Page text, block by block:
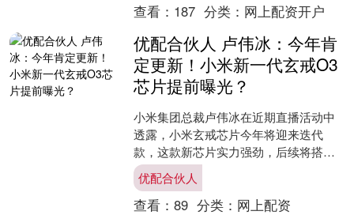
查看： 187 分类： 网上配资开户
优配合伙人 卢伟冰：今年肯
定更新！小米新一代玄戒O3
芯片提前曝光？
小米集团总裁卢伟冰在近期直播活动中
透露，小米玄戒芯片今年将迎来迭代
款，这款新芯片实力强劲，后续将搭载
在一款表现相当优秀的产品上。卢伟冰
特别强调，目前关于玄戒新芯....
优配合伙人
查看： 89 分类： 网上配资